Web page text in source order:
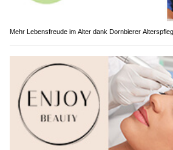
Mehr Lebensfreude im Alter dank Dornbierer